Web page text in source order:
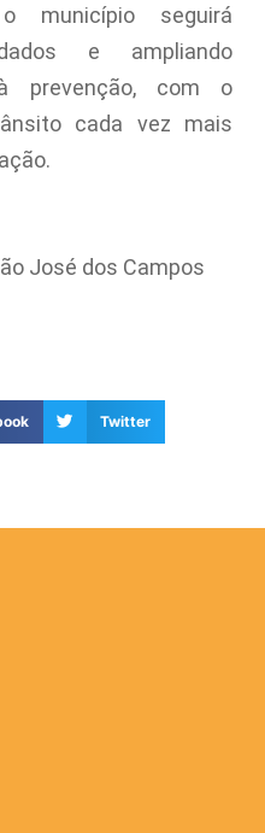
seguirá
e ampliando
prevenção, com o
cada vez mais
José dos Campos
Twitter